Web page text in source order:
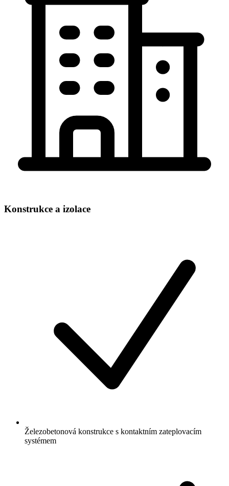
Konstrukce a izolace
Železobetonová konstrukce s kontaktním zateplovacím
systémem